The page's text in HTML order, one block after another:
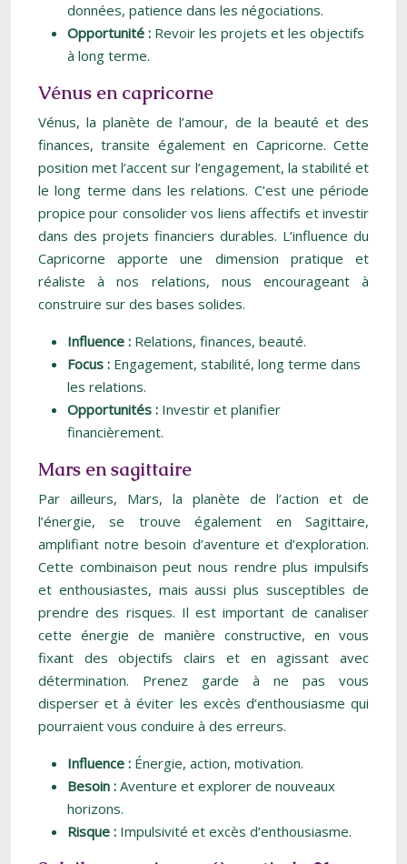
données, patience dans les négociations.
Opportunité : Revoir les projets et les objectifs
à long terme.
Vénus en capricorne
Vénus, la planète de l’amour, de la beauté et des
finances, transite également en Capricorne. Cette
position met l’accent sur l’engagement, la stabilité et
le long terme dans les relations. C’est une période
propice pour consolider vos liens affectifs et investir
dans des projets financiers durables. L’influence du
Capricorne apporte une dimension pratique et
réaliste à nos relations, nous encourageant à
construire sur des bases solides.
Influence : Relations, finances, beauté.
Focus : Engagement, stabilité, long terme dans
les relations.
Opportunités : Investir et planifier
financièrement.
Mars en sagittaire
Par ailleurs, Mars, la planète de l’action et de
l’énergie, se trouve également en Sagittaire,
amplifiant notre besoin d’aventure et d’exploration.
Cette combinaison peut nous rendre plus impulsifs
et enthousiastes, mais aussi plus susceptibles de
prendre des risques. Il est important de canaliser
cette énergie de manière constructive, en vous
fixant des objectifs clairs et en agissant avec
détermination. Prenez garde à ne pas vous
disperser et à éviter les excès d’enthousiasme qui
pourraient vous conduire à des erreurs.
Influence : Énergie, action, motivation.
Besoin : Aventure et explorer de nouveaux
horizons.
Risque : Impulsivité et excès d’enthousiasme.